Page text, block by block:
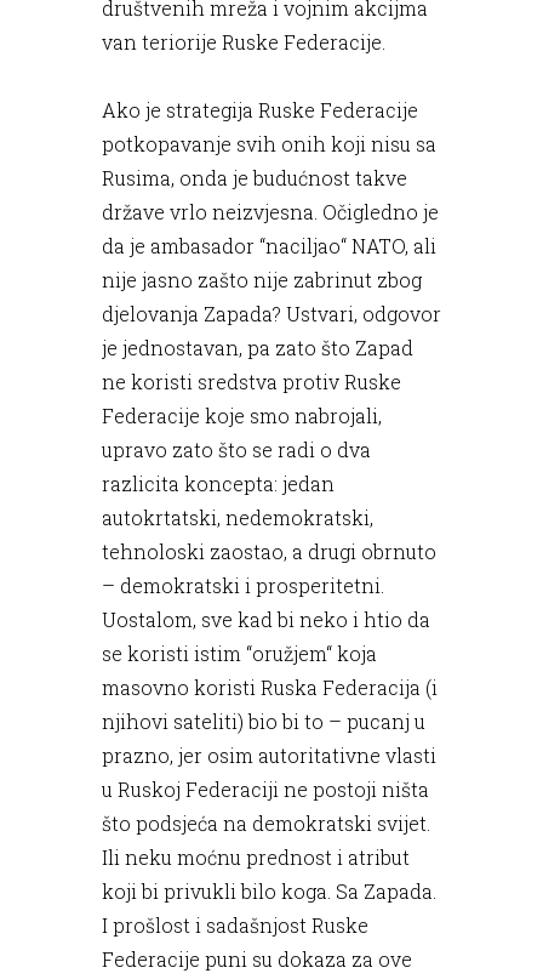
društvenih mreža i vojnim akcijma
van teriorije Ruske Federacije.
Ako je strategija Ruske Federacije
potkopavanje svih onih koji nisu sa
Rusima, onda je budućnost takve
države vrlo neizvjesna. Očigledno je
da je ambasador “naciljao“ NATO, ali
nije jasno zašto nije zabrinut zbog
djelovanja Zapada? Ustvari, odgovor
je jednostavan, pa zato što Zapad
ne koristi sredstva protiv Ruske
Federacije koje smo nabrojali,
upravo zato što se radi o dva
razlicita koncepta: jedan
autokrtatski, nedemokratski,
tehnoloski zaostao, a drugi obrnuto
– demokratski i prosperitetni.
Uostalom, sve kad bi neko i htio da
se koristi istim “oružjem“ koja
masovno koristi Ruska Federacija (i
njihovi sateliti) bio bi to – pucanj u
prazno, jer osim autoritativne vlasti
u Ruskoj Federaciji ne postoji ništa
što podsjeća na demokratski svijet.
Ili neku moćnu prednost i atribut
koji bi privukli bilo koga. Sa Zapada.
I prošlost i sadašnjost Ruske
Federacije puni su dokaza za ove